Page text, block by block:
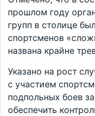
прошлом году
групп в столице
спортсменов
названа крайне
Указано на рост
с участием
подпольных боев
обеспечить